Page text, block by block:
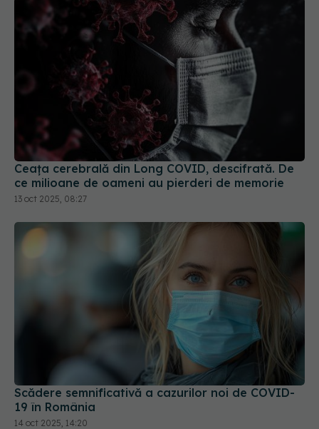
Ceața cerebrală din Long COVID, descifrată. De
ce milioane de oameni au pierderi de memorie
13 oct 2025, 08:27
Scădere semnificativă a cazurilor noi de COVID-
19 în România